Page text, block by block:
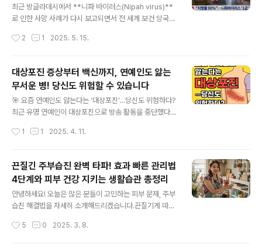
신경 안정화 작용기침 중추 신경 진정알레르기 반응 연쇄
차단즉각적인 증상 완화 (5분 내)차가운 물이 기침을 악화
가❌ 혈관 수축 → 점막 건조화 심화❌ 기침 반사 중추 과민
최근 방글라데시에서 **니파 바이러스(Nipah virus)**
로 인한 사망 사례가 다시 보고되면서 전 세계 보건 당국의
황에서 치명률이 최대 90%에 달한 사례도 있어, ‘차세대
도 니파 바이러스를 법정 1급 감염병으로 새롭게 지정하며
감시를 강화하고 있습니다. "치사율 최대 90%" 니파바이
러스 1급 감염병 된다…"차기 팬데믹 유력 후보" [뉴스9]
🦠 니파 바이러스란?니파 바이러스는 헤니파바이러스(He
nipavirus) 속에 속하는 인수공통감염 바이러스로, **과
는 바이러스에 감염되어도 증상이 없지만, 사람과 동물에
2 1 2025. 5. 15.
대상포진 증상부터 백신까지, 연예인도 앓는
무서운 병! 당신도 위험할 수 있습니다
🎯 요즘 연예인도 앓는다는 ‘대상포진’…당신도 위험하다?
최근 유명 연예인이 대상포진으로 방송 활동을 중단했다는
수 있지만, 실제로 겪어본 사람들은 “도저히 못 참을 고
앓았던 사람이라면 누구든 걸릴 수 있는 이 질병, 지금 우리
모두가 경각심을 가져야 합니다.💥 대상포진이란?수두-대
상포진 바이러스(VZV)에 의해 발생하며, 어릴 때 수두를
앓은 후 몸속에 잠복해 있던 바이러스가 면역력이 약해질
때 다시 활성화되면서 생깁니다.대부분 신경을 따라 수포
신경통이 수개월간 지속될 수 있습니다.🔍 대표적인 대상
1 1 2025. 4. 11.
끈질긴 주부습진 완벽 타파! 효과 빠른 관리법
4단계와 피부 건강 지키는 생활습관 총정리
안녕하세요! 오늘은 많은 분들이 고민하는 피부 문제, 주부
습진 해결법을 자세히 소개해드리겠습니다.끈질기게 따라
뿐 아니라 심하면 통증과 함께 피부 손상을 유발할 수도 있
5 0 2025. 3. 8.